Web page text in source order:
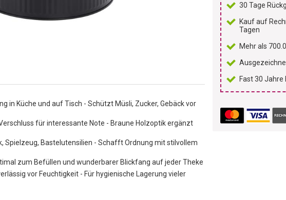
30 Tage
Kauf auf
Tagen
Mehr als
Fast 30 Jahre
in Küche und auf Tisch - Schützt Müsli, Zucker, Gebäck vor
für interessante Note - Braune Holzoptik ergänzt
Spielzeug, Bastelutensilien - Schafft Ordnung mit stilvollem
zum Befüllen und wunderbarer Blickfang auf jeder Theke
vor Feuchtigkeit - Für hygienische Lagerung vieler